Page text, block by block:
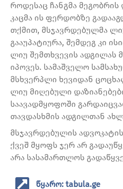
როდესაც ჩანგმა მეგობრის
კაცმა ის ფერდობზე
თქმით, მსჯავრდებულმა
გააუპატიურა, შემდეგ კი
ლიუ შემთხვევის ადგილას
იპოვეს. სამაშველო
მსხვერპლი ხევიდან
ლიუ მიღებული
საავადმყოფოში
თავდასხმის ადგილთან
მსჯავრდებულის
ქვეშ მყოფს ჯერ არ
არა სასამართლოს
წყარო: tabula.ge